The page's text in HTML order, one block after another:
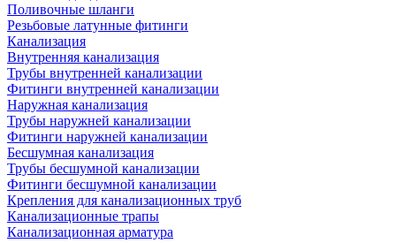
Поливочные шланги
Резьбовые латунные фитинги
Канализация
Внутренняя канализация
Трубы внутренней канализации
Фитинги внутренней канализации
Наружная канализация
Трубы наружней канализации
Фитинги наружней канализации
Бесшумная канализация
Трубы бесшумной канализации
Фитинги бесшумной канализации
Крепления для канализационных труб
Канализационные трапы
Канализационная арматура